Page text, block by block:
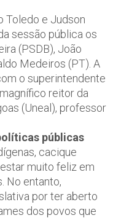
Toledo e Judson
sessão pública os
(PSDB), João
Medeiros (PT). A
o superintendente
reitor da
(Uneal), professor
públicas
cacique
muito feliz em
No entanto,
por ter aberto
dos povos que